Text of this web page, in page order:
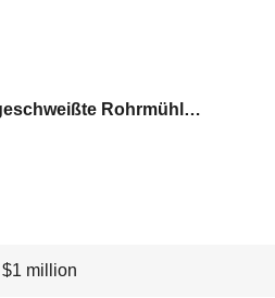
Präzision geschweißte Rohrmühlmaschine
million